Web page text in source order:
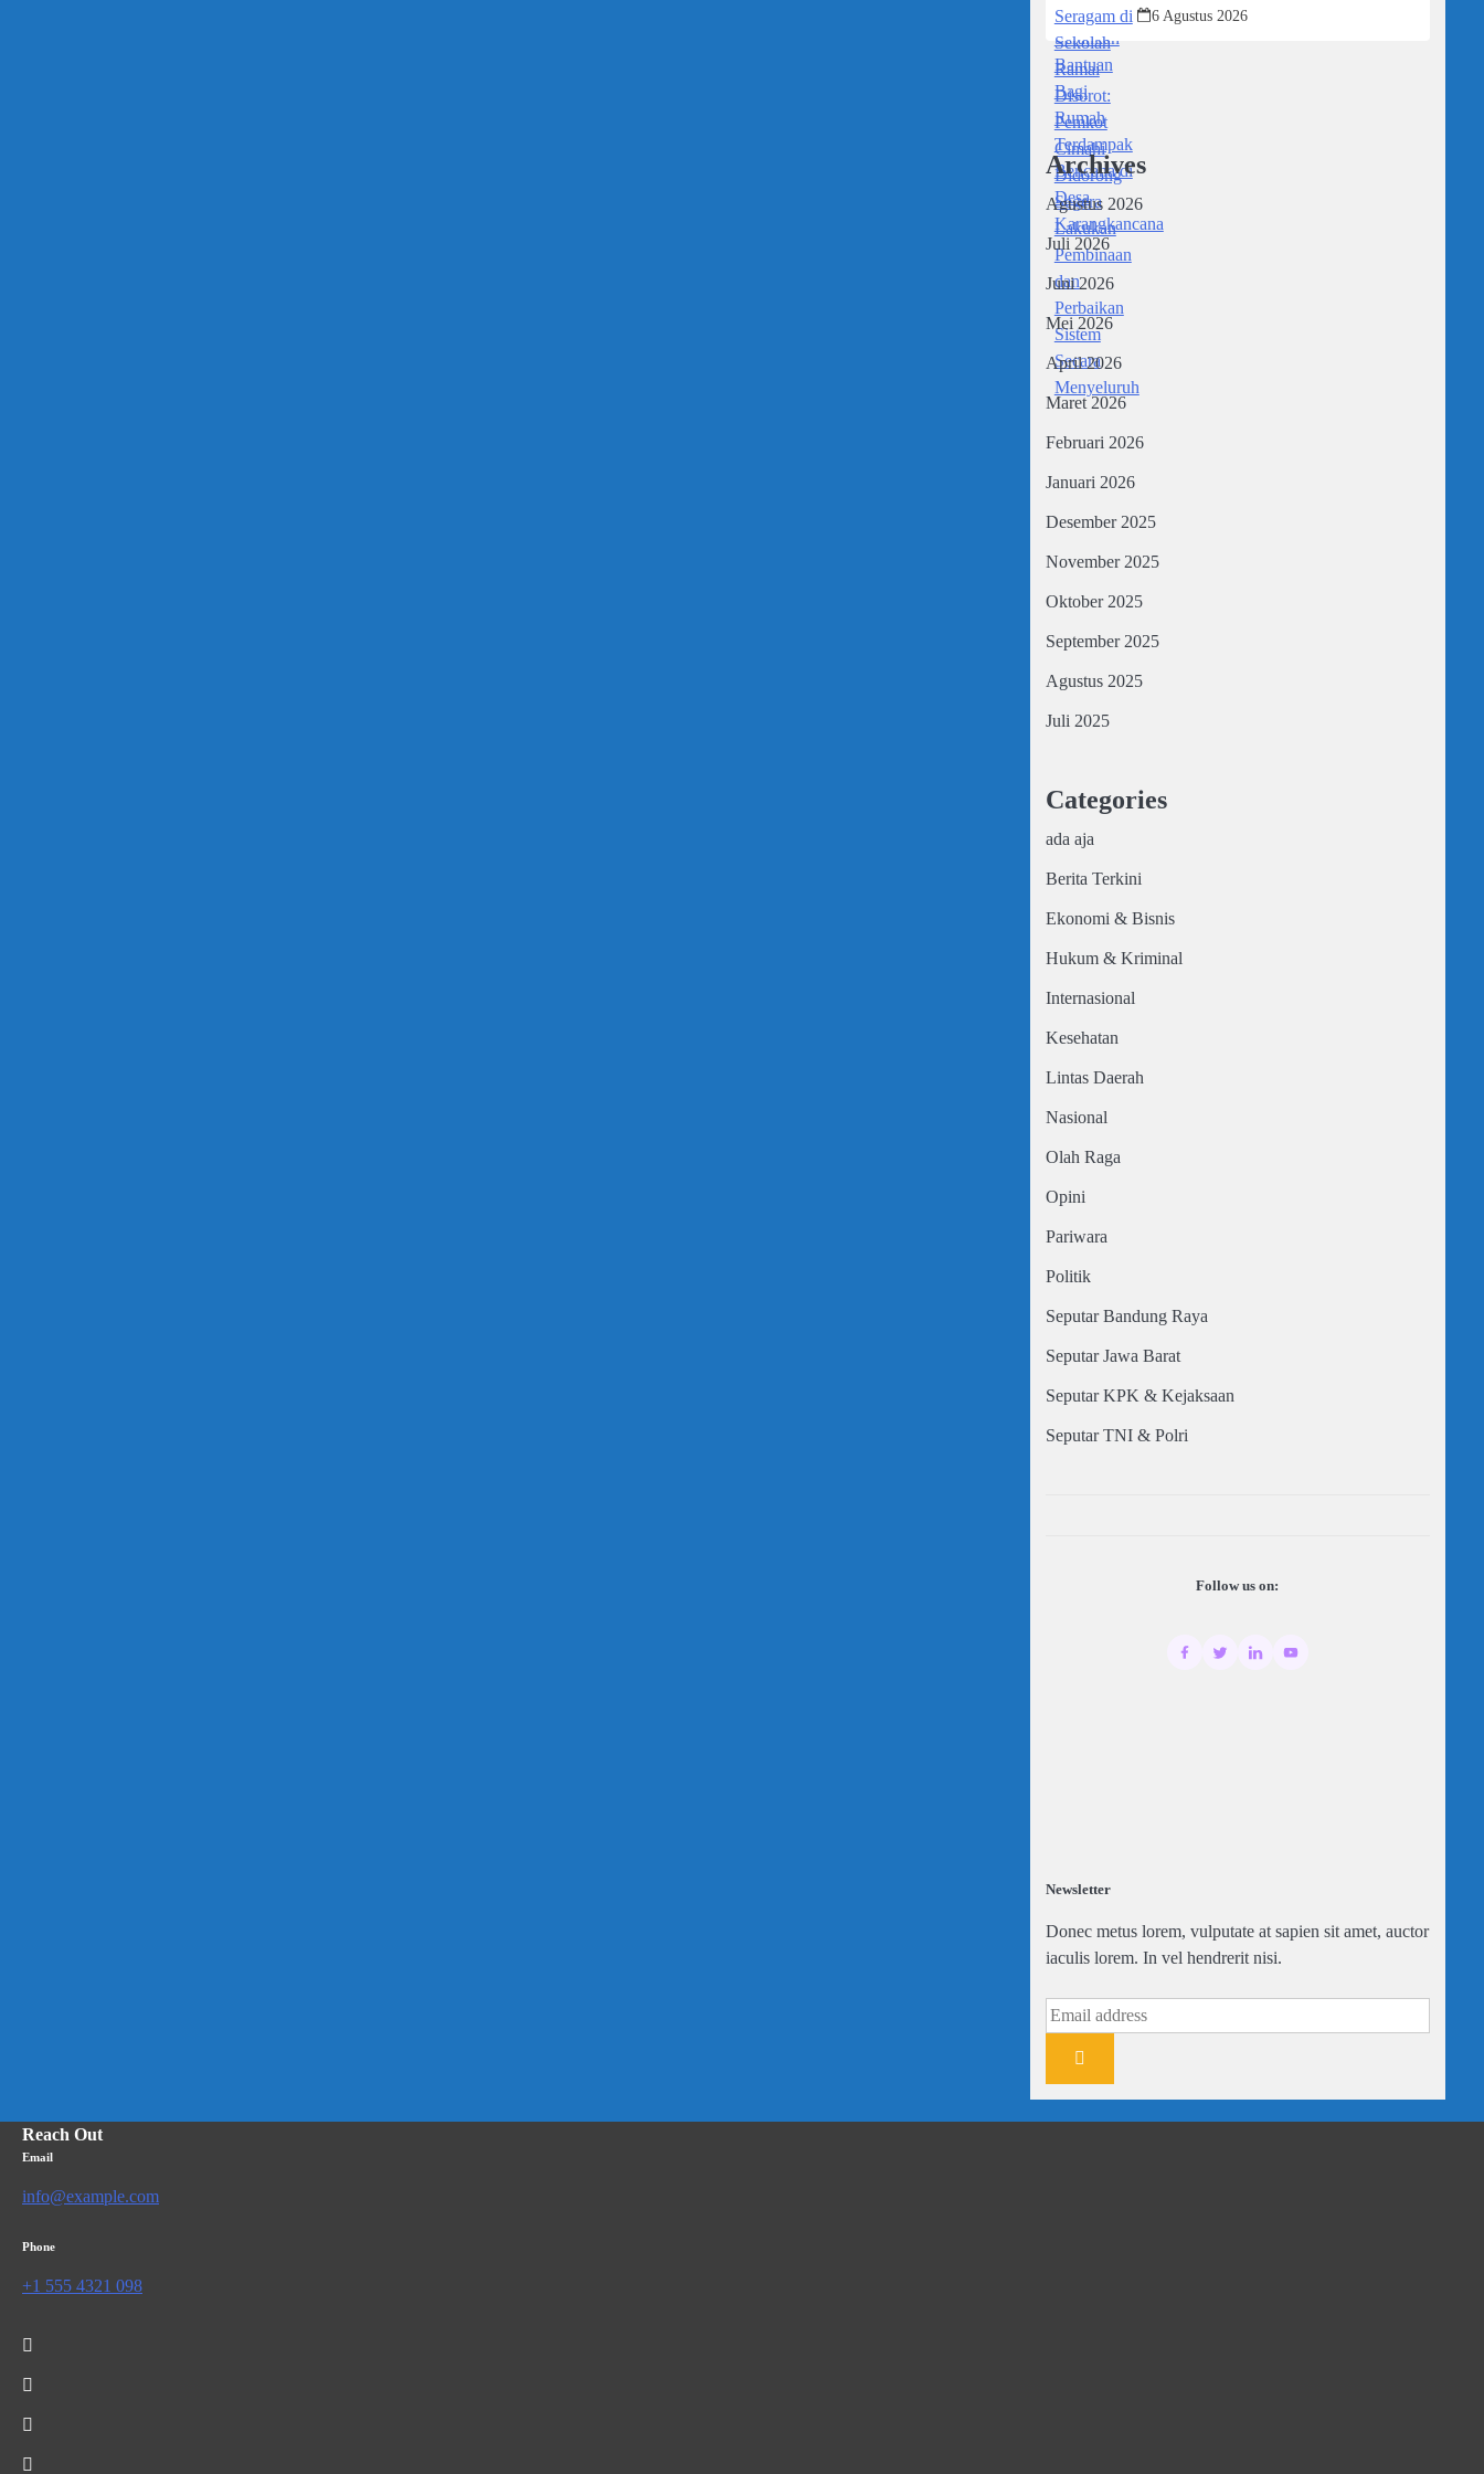
Didorong Segera Lakukan Pembinaan
dan Perbaikan Sistem Secara
6 Agustus 2026
Archives
Agustus 2026
Juli 2026
Juni 2026
Mei 2026
April 2026
Maret 2026
Februari 2026
Januari 2026
Desember 2025
November 2025
Oktober 2025
September 2025
Agustus 2025
Juli 2025
Categories
ada aja
Berita Terkini
Ekonomi & Bisnis
Hukum & Kriminal
Internasional
Kesehatan
Lintas Daerah
Nasional
Olah Raga
Opini
Pariwara
Politik
Seputar Bandung Raya
Seputar Jawa Barat
Seputar KPK & Kejaksaan
Seputar TNI & Polri
Follow us on:
Newsletter
Donec metus lorem, vulputate at sapien sit amet, auctor
iaculis lorem. In vel hendrerit nisi.
Reach Out
Email
info@example.com
Phone
+1 555 4321 098